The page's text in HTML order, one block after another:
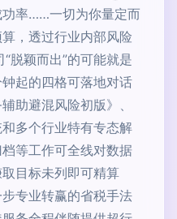
功率……一切为你量定而
，透过行业内部风险
脱颖而出”的可能就是
起的四格可落地对话
助避混风险初版》、
多个行业特有专态解
等工作可全线对数据
目标未列即可精算
专业转赢的省税手法